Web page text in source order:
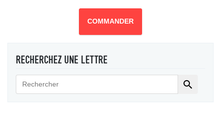
COMMANDER
RECHERCHEZ UNE LETTRE
